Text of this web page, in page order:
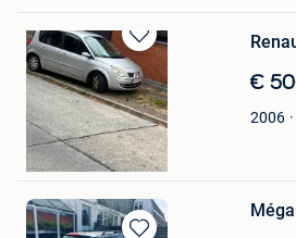
Sauvegarder
dans
Mes
Favoris
€
2006
brocante
Basecles